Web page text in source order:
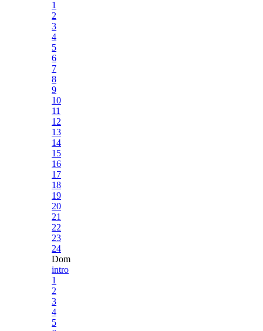
1
2
3
4
5
6
7
8
9
10
11
12
13
14
15
16
17
18
19
20
21
22
23
24
Dom
intro
1
2
3
4
5